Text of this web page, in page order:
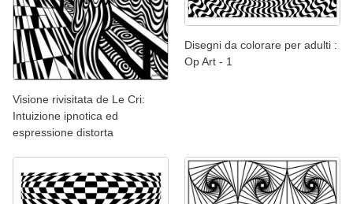
Visione rivisitata de Le Cri:
Intuizione ipnotica ed
espressione distorta
Disegni da colorare per adulti :
Op Art - 1